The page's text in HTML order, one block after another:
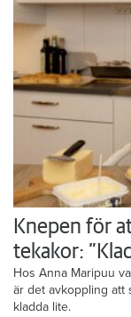
Knepen för
tekakor:
Hos Anna Maripuu
är det avkoppling att
kladda lite.